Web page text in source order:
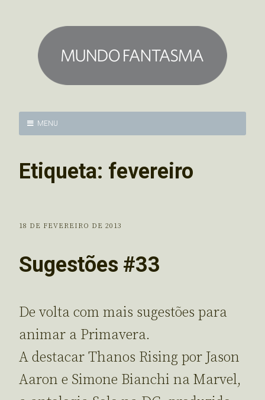
MENU
Etiqueta: fevereiro
18 DE FEVEREIRO DE 2013
Sugestões #33
De volta com mais sugestões para
animar a Primavera.
A destacar Thanos Rising por Jason
Aaron e Simone Bianchi na Marvel,